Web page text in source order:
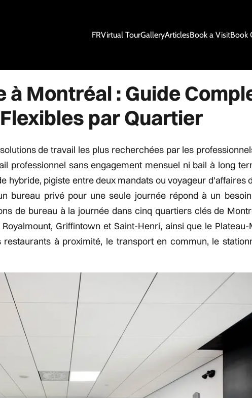
FRVirtual TourGalleryArticlesBook a VisitBook
à Montréal : Guide
par Quartier
de travail les plus recherchées par les
professionnel sans engagement mensuel ni bail à long
hybride, pigiste entre deux mandats ou voyageur d'affaires
bureau privé pour une seule journée répond à un
de bureau à la journée dans cinq quartiers clés de
Griffintown et Saint-Henri, ainsi que le Plateau-
à proximité, le transport en commun, le